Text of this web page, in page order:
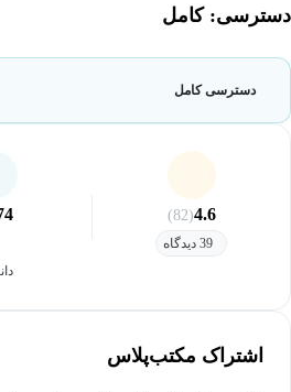
دسترسی: کامل
دسترسی کامل
4.6
(82)
39 دیدگاه
اشتراک مکتب‌پلاس